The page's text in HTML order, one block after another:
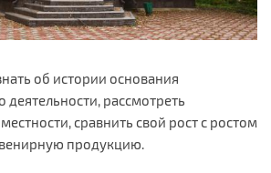
об истории основания
деятельности, рассмотреть
сравнить свой рост с ростом
продукцию.